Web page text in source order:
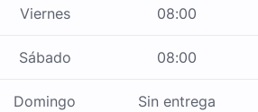
Viernes 08:00
Sábado 08:00
Domingo Sin entrega